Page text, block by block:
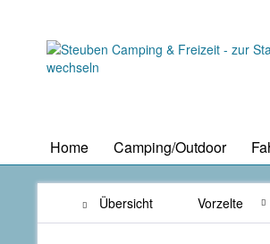
Home Camping/Outdoor
Übersicht Vorzelte